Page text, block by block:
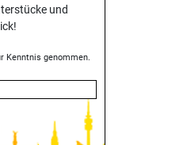
und
Kenntnis genommen.